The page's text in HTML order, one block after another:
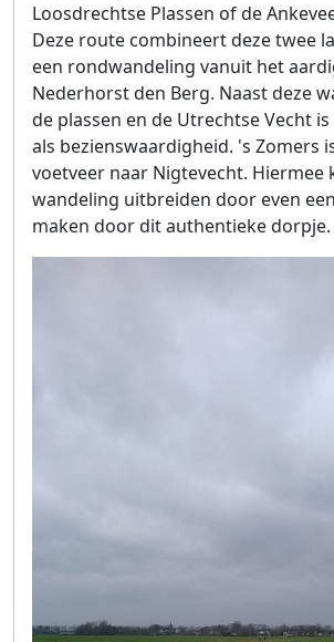
Loosdrechtse Plassen of de
Deze route combineert deze twee
een rondwandeling vanuit het
Nederhorst den Berg. Naast deze
de plassen en de Utrechtse Vecht
als bezienswaardigheid. 's Zomers
voetveer naar Nigtevecht. Hiermee
wandeling uitbreiden door even
maken door dit authentieke dorpje.